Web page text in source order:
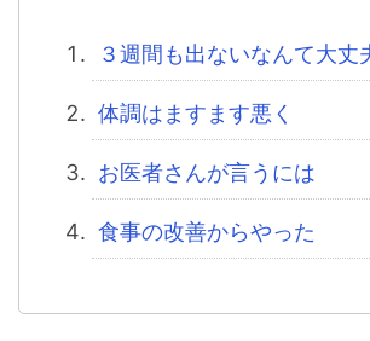
３週間も出ないなんて大丈
体調はますます悪く
お医者さんが言うには
食事の改善からやった